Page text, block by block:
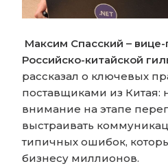
Максим Спасский –
Российско-китайской
рассказал о ключевых
поставщиками из Китая:
внимание на этапе
выстраивать
типичных ошибок,
бизнесу миллионов.